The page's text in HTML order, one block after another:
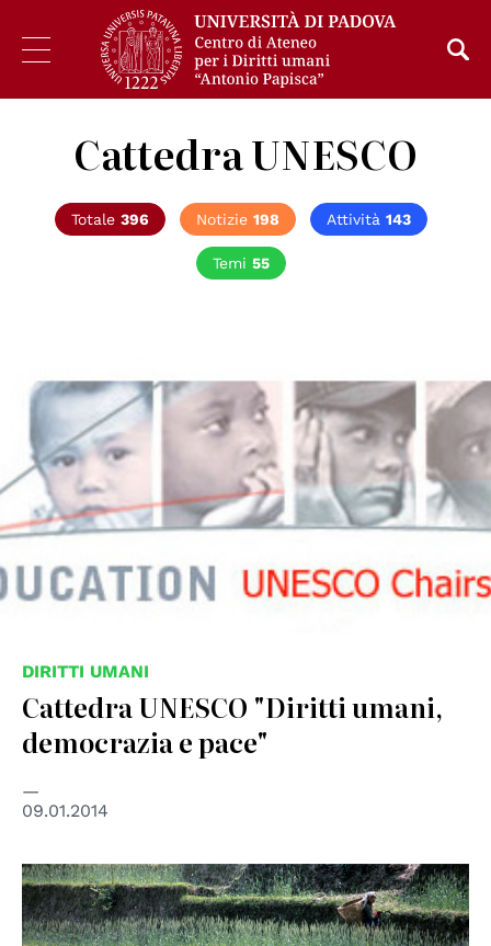
Cattedra UNESCO
Totale 396 Notizie 198 Attività 143
Temi 55
DIRITTI UMANI
Cattedra UNESCO "Diritti umani,
democrazia e pace"
09.01.2014
© UN photo